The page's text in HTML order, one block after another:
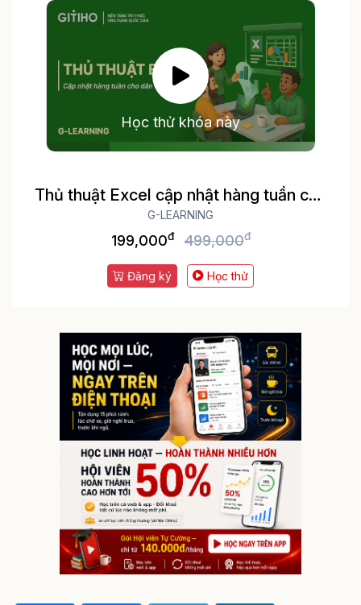
Học thử khóa này
Thủ thuật Excel cập nhật hàng tuần cho
dân văn phòng
G-LEARNING
199,000đ 499,000đ
Đăng ký Học thử